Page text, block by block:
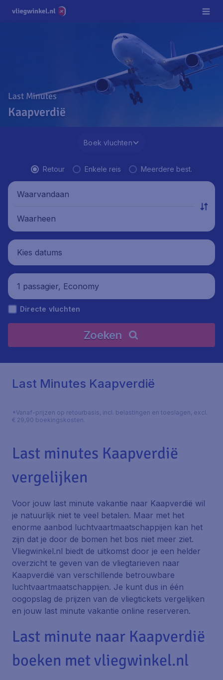
Last Minutes
Kaapverdië
Boek vluchten
Retour Enkele reis Meerdere best.
Waarvandaan
Waarheen
Kies datums
1 passagier, Economy
Directe vluchten
Zoeken
Last Minutes Kaapverdië
*Vanaf-prijzen op retourbasis, incl. belastingen en toeslagen, excl.
€ 29,90 boekingskosten.
Last minutes Kaapverdië
vergelijken
Voor jouw last minute vakantie naar Kaapverdië wil
je natuurlijk niet te veel betalen. Maar met het
enorme aanbod luchtvaartmaatschappijen kan het
zijn dat je door de bomen het bos niet meer ziet.
Vliegwinkel.nl biedt de uitkomst door je een helder
overzicht te geven van de vliegtarieven naar
Kaapverdië van verschillende betrouwbare
luchtvaartmaatschappijen. Je kunt dus in één
oogopslag de prijzen van de vliegtickets vergelijken
en jouw last minute vakantie online reserveren.
Last minute naar Kaapverdië
boeken met vliegwinkel.nl